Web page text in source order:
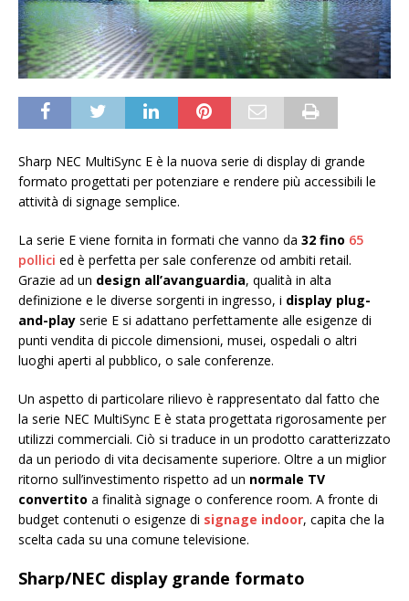
Sharp NEC MultiSync E è la nuova serie di display di grande
formato progettati per potenziare e rendere più accessibili le
attività di signage semplice.
La serie E viene fornita in formati che vanno da 32 fino 65
pollici ed è perfetta per sale conferenze od ambiti retail.
Grazie ad un design all’avanguardia, qualità in alta
definizione e le diverse sorgenti in ingresso, i display plug-
and-play serie E si adattano perfettamente alle esigenze di
punti vendita di piccole dimensioni, musei, ospedali o altri
luoghi aperti al pubblico, o sale conferenze.
Un aspetto di particolare rilievo è rappresentato dal fatto che
la serie NEC MultiSync E è stata progettata rigorosamente per
utilizzi commerciali. Ciò si traduce in un prodotto caratterizzato
da un periodo di vita decisamente superiore. Oltre a un miglior
ritorno sull’investimento rispetto ad un normale TV
convertito a finalità signage o conference room. A fronte di
budget contenuti o esigenze di signage indoor, capita che la
scelta cada su una comune televisione.
Sharp/NEC display grande formato